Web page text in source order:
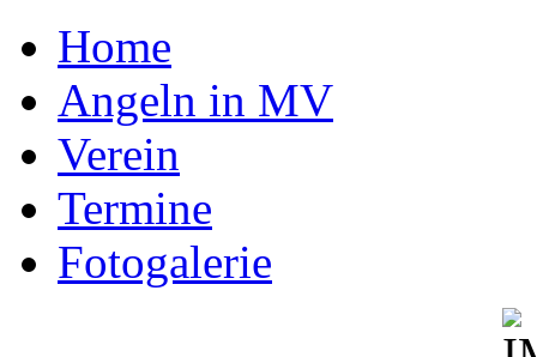
Home
Angeln in MV
Verein
Termine
Fotogalerie